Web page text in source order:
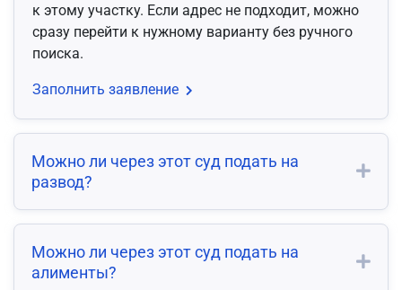
к этому участку. Если адрес не подходит, можно
сразу перейти к нужному варианту без ручного
поиска.
Заполнить заявление
Можно ли через этот суд подать на
развод?
Можно ли через этот суд подать на
алименты?